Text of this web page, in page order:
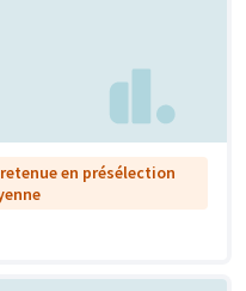
en présélection